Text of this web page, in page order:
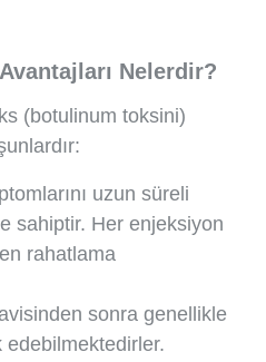
Nelerdir?
(botulinum toksini)
uzun süreli
sahiptir. Her enjeksiyon
rahatlama
sonra genellikle
edebilmektedirler.